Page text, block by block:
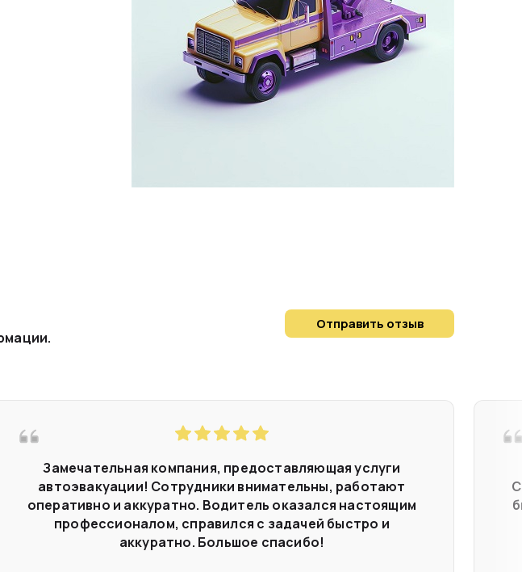
Отправить отзыв
Замечательная компания, предоставляющая услуги
автоэвакуации! Сотрудники внимательны, работают
оперативно и аккуратно. Водитель оказался настоящим
профессионалом, справился с задачей быстро и
аккуратно. Большое спасибо!